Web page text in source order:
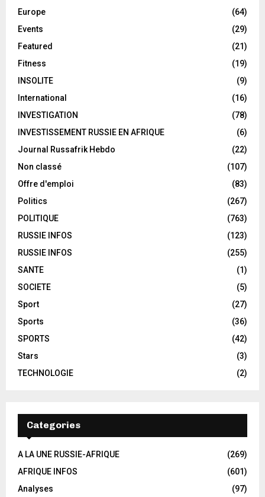
Europe
(64)
Events
(29)
Featured
(21)
Fitness
(19)
INSOLITE
(9)
International
(16)
INVESTIGATION
(78)
INVESTISSEMENT RUSSIE EN AFRIQUE
(6)
Journal Russafrik Hebdo
(22)
Non classé
(107)
Offre d'emploi
(83)
Politics
(267)
POLITIQUE
(763)
RUSSIE INFOS
(123)
RUSSIE INFOS
(255)
SANTE
(1)
SOCIETE
(5)
Sport
(27)
Sports
(36)
SPORTS
(42)
Stars
(3)
TECHNOLOGIE
(2)
Categories
A LA UNE RUSSIE-AFRIQUE
(269)
AFRIQUE INFOS
(601)
Analyses
(97)